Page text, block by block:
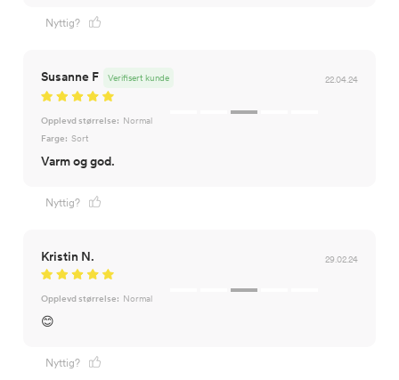
Nyttig?
Susanne F 22.04.24
Verifisert kunde
Opplevd størrelse: Normal
Farge: Sort
Varm og god.
Nyttig?
Kristin N. 29.02.24
Opplevd størrelse: Normal
😊
Nyttig?